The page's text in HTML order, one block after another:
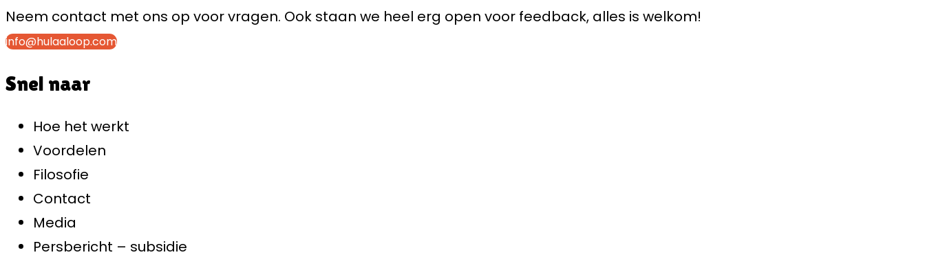
Neem contact met ons op voor vragen. Ook staan we heel erg open voor feedback, alles is welkom!
info@hulaaloop.com
Snel naar
Hoe het werkt
Voordelen
Filosofie
Contact
Media
Persbericht – subsidie